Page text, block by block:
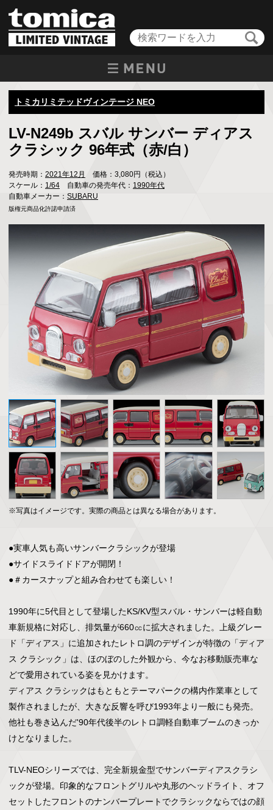
トミカリミテッドヴィンテージ NEO
LV-N249b スバル サンバー ディアス
クラシック 96年式（赤/白）
発売時期： 2021年12月
価格：3,080円（税込）
スケール： 1/64 自動車の発売年代： 1990年代
自動車メーカー： SUBARU
版権元商品化許諾申請済
※写真はイメージです。実際の商品とは異なる場合があります。
●実車人気も高いサンバークラシックが登場
●サイドスライドドアが開閉！
●＃カースナップと組み合わせても楽しい！
1990年に5代目として登場したKS/KV型スバル・サンバーは軽自動
車新規格に対応し、排気量が660㏄に拡大されました。上級グレー
ド「ディアス」に追加されたレトロ調のデザインが特徴の「ディア
ス クラシック」は、ほのぼのした外観から、今なお移動販売車な
どで愛用されている姿を見かけます。
ディアス クラシックはもともとテーマパークの構内作業車として
製作されましたが、大きな反響を呼び1993年より一般にも発売。
他社も巻き込んだ'90年代後半のレトロ調軽自動車ブームのきっか
けとなりました。
TLV-NEOシリーズでは、完全新規金型でサンバーディアスクラシ
ックが登場。印象的なフロントグリルや丸形のヘッドライト、オフ
セットしたフロントのナンバープレートでクラシックならではの顔